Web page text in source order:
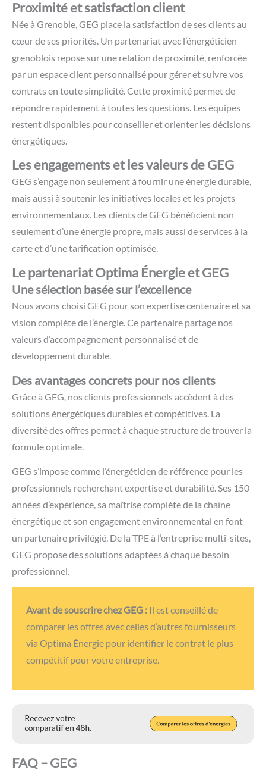
Proximité et satisfaction client
Née à Grenoble, GEG place la satisfaction de ses clients au
cœur de ses priorités. Un partenariat avec l’énergéticien
grenoblois repose sur une relation de proximité, renforcée
par un espace client personnalisé pour gérer et suivre vos
contrats en toute simplicité. Cette proximité permet de
répondre rapidement à toutes les questions. Les équipes
restent disponibles pour conseiller et orienter les décisions
énergétiques.
Les engagements et les valeurs de GEG
GEG s’engage non seulement à fournir une énergie durable,
mais aussi à soutenir les initiatives locales et les projets
environnementaux. Les clients de GEG bénéficient non
seulement d’une énergie propre, mais aussi de services à la
carte et d’une tarification optimisée.
Le partenariat Optima Énergie et GEG
Une sélection basée sur l’excellence
Nous avons choisi GEG pour son expertise centenaire et sa
vision complète de l’énergie. Ce partenaire partage nos
valeurs d’accompagnement personnalisé et de
développement durable.
Des avantages concrets pour nos clients
Grâce à GEG, nos clients professionnels accèdent à des
solutions énergétiques durables et compétitives. La
diversité des offres permet à chaque structure de trouver la
formule optimale.
GEG s’impose comme l’énergéticien de référence pour les
professionnels recherchant expertise et durabilité. Ses 150
années d’expérience, sa maîtrise complète de la chaîne
énergétique et son engagement environnemental en font
un partenaire privilégié. De la TPE à l’entreprise multi-sites,
GEG propose des solutions adaptées à chaque besoin
professionnel.
Avant de souscrire chez GEG : Il est conseillé de
comparer les offres avec celles d’autres fournisseurs
via Optima Énergie pour identifier le contrat le plus
compétitif pour votre entreprise.
FAQ – GEG